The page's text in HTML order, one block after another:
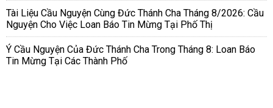
Tài Liệu Cầu Nguyện Cùng Đức Thánh Cha Tháng 8/2026: Cầu
Nguyện Cho Việc Loan Báo Tin Mừng Tại Phố Thị
Ý Cầu Nguyện Của Đức Thánh Cha Trong Tháng 8: Loan Báo
Tin Mừng Tại Các Thành Phố